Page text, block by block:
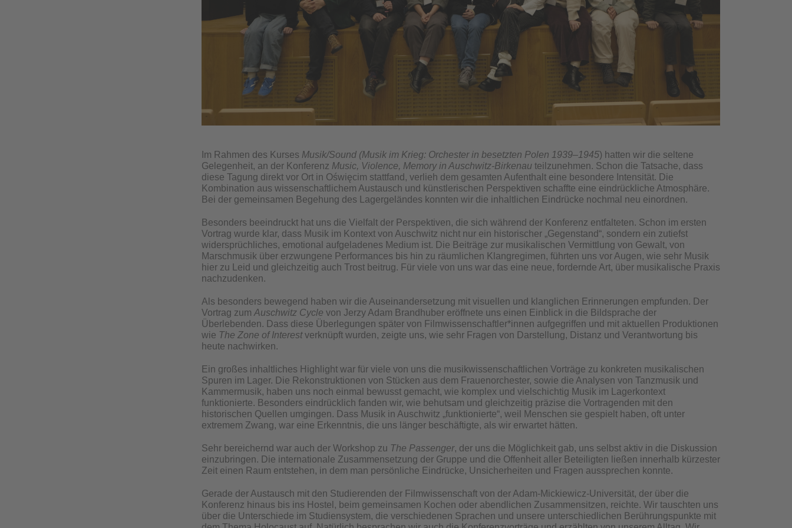
Im Rahmen des Kurses Musik/Sound (Musik im Krieg: Orchester in besetzten Polen 1939–1945) hatten wir die seltene
Gelegenheit, an der Konferenz Music, Violence, Memory in Auschwitz-Birkenau teilzunehmen. Schon die Tatsache, dass
diese Tagung direkt vor Ort in Oświęcim stattfand, verlieh dem gesamten Aufenthalt eine besondere Intensität. Die
Kombination aus wissenschaftlichem Austausch und künstlerischen Perspektiven schaffte eine eindrückliche Atmosphäre.
Bei der gemeinsamen Begehung des Lagergeländes konnten wir die inhaltlichen Eindrücke nochmal neu einordnen.
Besonders beeindruckt hat uns die Vielfalt der Perspektiven, die sich während der Konferenz entfalteten. Schon im ersten
Vortrag wurde klar, dass Musik im Kontext von Auschwitz nicht nur ein historischer „Gegenstand“, sondern ein zutiefst
widersprüchliches, emotional aufgeladenes Medium ist. Die Beiträge zur musikalischen Vermittlung von Gewalt, von
Marschmusik über erzwungene Performances bis hin zu räumlichen Klangregimen, führten uns vor Augen, wie sehr Musik
hier zu Leid und gleichzeitig auch Trost beitrug. Für viele von uns war das eine neue, fordernde Art, über musikalische Praxis
nachzudenken.
Als besonders bewegend haben wir die Auseinandersetzung mit visuellen und klanglichen Erinnerungen empfunden. Der
Vortrag zum Auschwitz Cycle von Jerzy Adam Brandhuber eröffnete uns einen Einblick in die Bildsprache der
Überlebenden. Dass diese Überlegungen später von Filmwissenschaftler*innen aufgegriffen und mit aktuellen Produktionen
wie The Zone of Interestverknüpft wurden, zeigte uns, wie sehr Fragen von Darstellung, Distanz und Verantwortung bis
heute nachwirken.
Ein großes inhaltliches Highlight war für viele von uns die musikwissenschaftlichen Vorträge zu konkreten musikalischen
Spuren im Lager. Die Rekonstruktionen von Stücken aus dem Frauenorchester, sowie die Analysen von Tanzmusik und
Kammermusik, haben uns noch einmal bewusst gemacht, wie komplex und vielschichtig Musik im Lagerkontext
funktionierte. Besonders eindrücklich fanden wir, wie behutsam und gleichzeitig präzise die Vortragenden mit den
historischen Quellen umgingen. Dass Musik in Auschwitz „funktionierte“, weil Menschen sie gespielt haben, oft unter
extremem Zwang, war eine Erkenntnis, die uns länger beschäftigte, als wir erwartet hätten.
Sehr bereichernd war auch der Workshop zu The Passenger, der uns die Möglichkeit gab, uns selbst aktiv in die Diskussion
einzubringen. Die internationale Zusammensetzung der Gruppe und die Offenheit aller Beteiligten ließen innerhalb kürzester
Zeit einen Raum entstehen, in dem man persönliche Eindrücke, Unsicherheiten und Fragen aussprechen konnte.
Gerade der Austausch mit den Studierenden der Filmwissenschaft von der Adam-Mickiewicz-Universität, der über die
Konferenz hinaus bis ins Hostel, beim gemeinsamen Kochen oder abendlichen Zusammensitzen, reichte. Wir tauschten uns
über die Unterschiede im Studiensystem, die verschiedenen Sprachen und unsere unterschiedlichen Berührungspunkte mit